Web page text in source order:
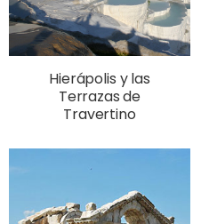
Hierápolis y las
Terrazas de
Travertino